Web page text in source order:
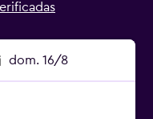
dom. 16/8